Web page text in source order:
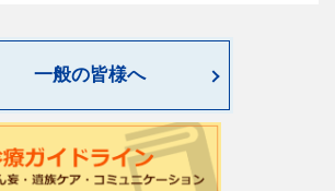
ワークショップのご案内
ロジー学会「がん領域における認知行動
演習」研修会のご案内
一般の皆様へ